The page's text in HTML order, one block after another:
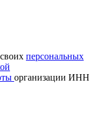
персональных
организации ИНН